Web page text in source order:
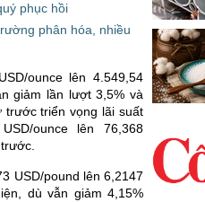
phục hồi
phân hóa, nhiều
ounce lên 4.549,54
giảm lần lượt 3,5% và
trước triển vọng lãi suất
ounce lên 76,368
USD/pound lên 6,2147
dù vẫn giảm 4,15%